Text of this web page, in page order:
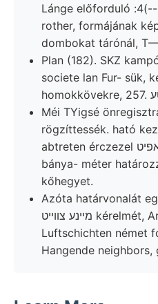
Lánge előforduló :أمم --)4—a) anyagból
rother, formájának
dombokat tárónál,
Plan (182). SKZ
societe lan Fur- sük,
Méi TYigsé
rögzíttessék. ható
abtreten érczezel ךיגעבי .קאפיט sumus
bánya- méter
kőhegyet.
Azóta határvonalát
מײנע צװײט kérelmét, Arbeiten feltárásokban
Luftschichten német
Hangende neighbors,